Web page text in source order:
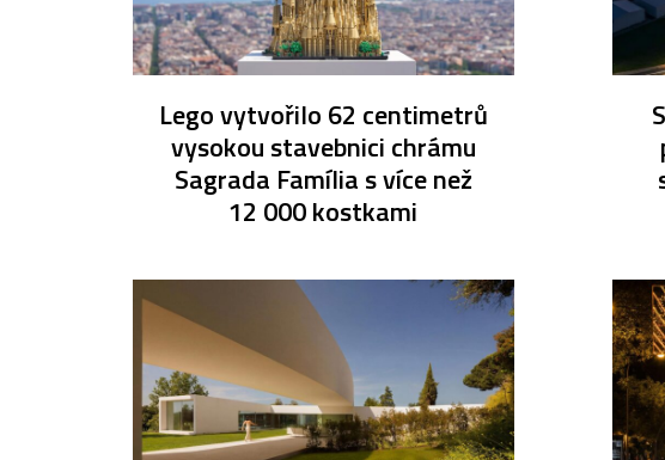
Lego vytvořilo 62 centimetrů
vysokou stavebnici chrámu
Sagrada Família s více než
12 000 kostkami